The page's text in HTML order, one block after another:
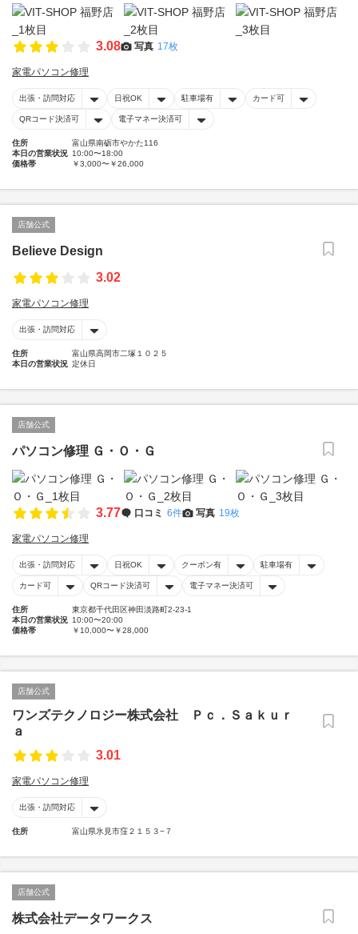
3.08 写真 17枚
家電パソコン修理
出張・訪問対応 日祝OK 駐車場有 カード可
QRコード決済可 電子マネー決済可
住所
富山県南砺市やかた116
本日の営業状況 10:00〜18:00
価格帯
￥3,000〜￥26,000
店舗公式
Believe Design
3.02
家電パソコン修理
出張・訪問対応
住所
富山県高岡市二塚１０２５
本日の営業状況 定休日
店舗公式
パソコン修理 Ｇ・Ｏ・Ｇ
3.77 口コミ 6件 写真 19枚
家電パソコン修理
出張・訪問対応 日祝OK クーポン有 駐車場有
カード可 QRコード決済可 電子マネー決済可
住所
東京都千代田区神田淡路町2-23-1
本日の営業状況 10:00〜20:00
価格帯
￥10,000〜￥28,000
店舗公式
ワンズテクノロジー株式会社 Ｐｃ．Ｓａｋｕｒ
ａ
3.01
家電パソコン修理
出張・訪問対応
住所 富山県氷見市窪２１５３−７
店舗公式
株式会社データワークス